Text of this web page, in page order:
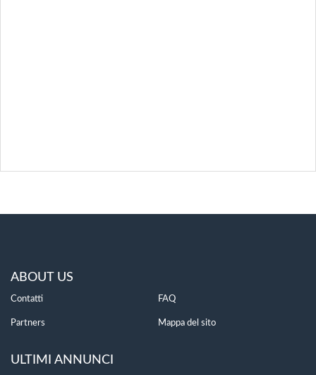
ABOUT US
Contatti FAQ
Partners Mappa del sito
ULTIMI ANNUNCI